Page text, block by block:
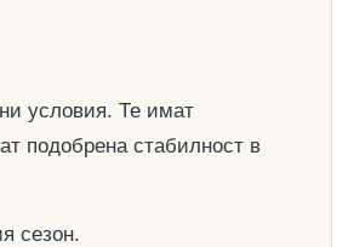
условия. Те имат
подобрена стабилност в
сезон.